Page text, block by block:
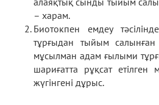
– харам.
Биотокпен емдеу
тұрғыдан тыйым
мұсылман адам ғылыми
шариғатта рұқсат
жүгінгені дұрыс.